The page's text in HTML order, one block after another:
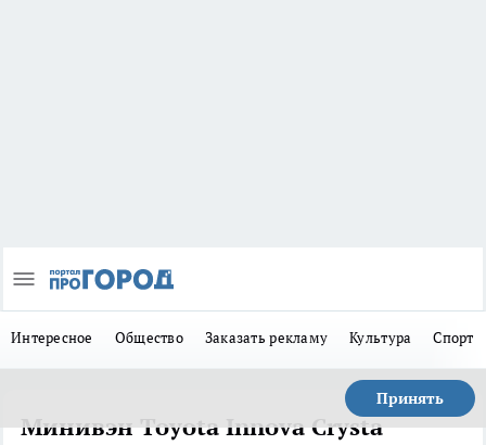
Интересное Общество Заказать рекламу Культура Спорт
Принять
Минивэн Toyota Innova Crysta